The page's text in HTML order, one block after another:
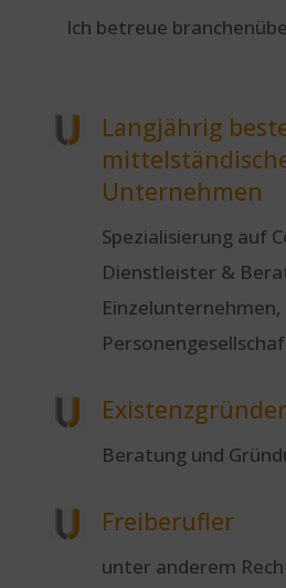
Ich betreue
Langjährig
Unternehmen
Spezialisierung auf
Dienstleister &
Einzelunternehmen,
Existenzgründer
Beratung und
Freiberufler
unter anderem